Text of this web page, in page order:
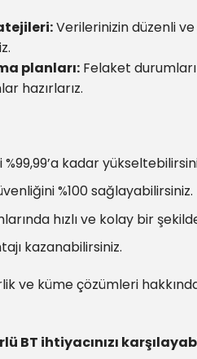
Verilerinizin düzenli
planları:Felaket
hazırlarız.
%99,99’a kadar
%100 sağlayabilirsiniz.
hızlı ve kolay bir
kazanabilirsiniz.
ve küme çözümleri
BT ihtiyacınızı